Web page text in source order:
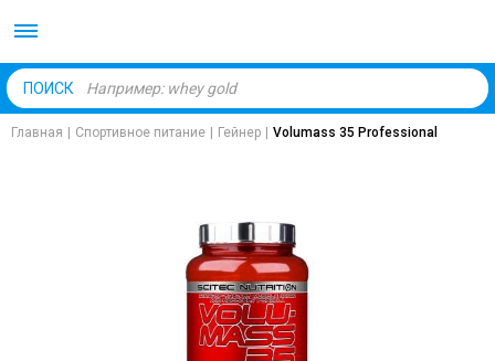
ПОИСК
Главная Спортивное питание Гейнер Volumass 35 Professional